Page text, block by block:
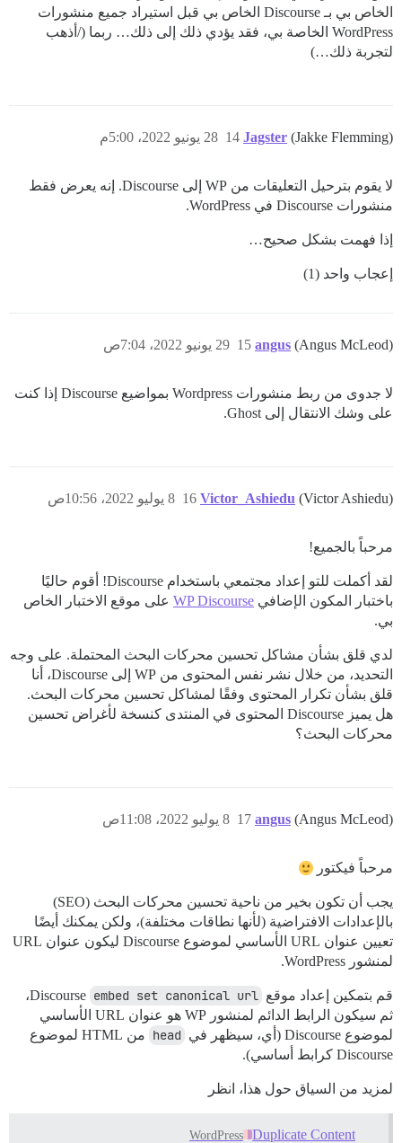
الخاص بي بـ Discourse الخاص بي قبل استيراد جميع منشورات
WordPress الخاصة بي، فقد يؤدي ذلك إلى ذلك… ربما (/أذهب
لتجربة ذلك…)
Jagster (Jakke Flemming) 28 يونيو 2022، 5:00م 14
لا يقوم بترحيل التعليقات من WP إلى Discourse. إنه يعرض فقط
منشورات Discourse في WordPress.
إذا فهمت بشكل صحيح…
إعجاب واحد (1)
angus (Angus McLeod) 29 يونيو 2022، 7:04ص 15
لا جدوى من ربط منشورات Wordpress بمواضيع Discourse إذا كنت
على وشك الانتقال إلى Ghost.
Victor_Ashiedu (Victor Ashiedu) 8 يوليو 2022، 10:56ص 16
مرحباً بالجميع!
لقد أكملت للتو إعداد مجتمعي باستخدام Discourse! أقوم حاليًا
باختبار المكون الإضافي WP Discourse على موقع الاختبار الخاص
بي.
لدي قلق بشأن مشاكل تحسين محركات البحث المحتملة. على وجه
التحديد، من خلال نشر نفس المحتوى من WP إلى Discourse، أنا
قلق بشأن تكرار المحتوى وفقًا لمشاكل تحسين محركات البحث.
هل يميز Discourse المحتوى في المنتدى كنسخة لأغراض تحسين
محركات البحث؟
angus (Angus McLeod) 8 يوليو 2022، 11:08ص 17
مرحباً فيكتور
يجب أن تكون بخير من ناحية تحسين محركات البحث (SEO)
بالإعدادات الافتراضية (لأنها نطاقات مختلفة)، ولكن يمكنك أيضًا
تعيين عنوان URL الأساسي لموضوع Discourse ليكون عنوان URL
لمنشور WordPress.
قم بتمكين إعداد موقع Discourse embed set canonical url
،
ثم سيكون الرابط الدائم لمنشور WP هو عنوان URL الأساسي
لموضوع Discourse (أي، سيظهر في
head
من HTML لموضوع
Discourse كرابط أساسي).
لمزيد من السياق حول هذا، انظر
Duplicate Content
WordPress